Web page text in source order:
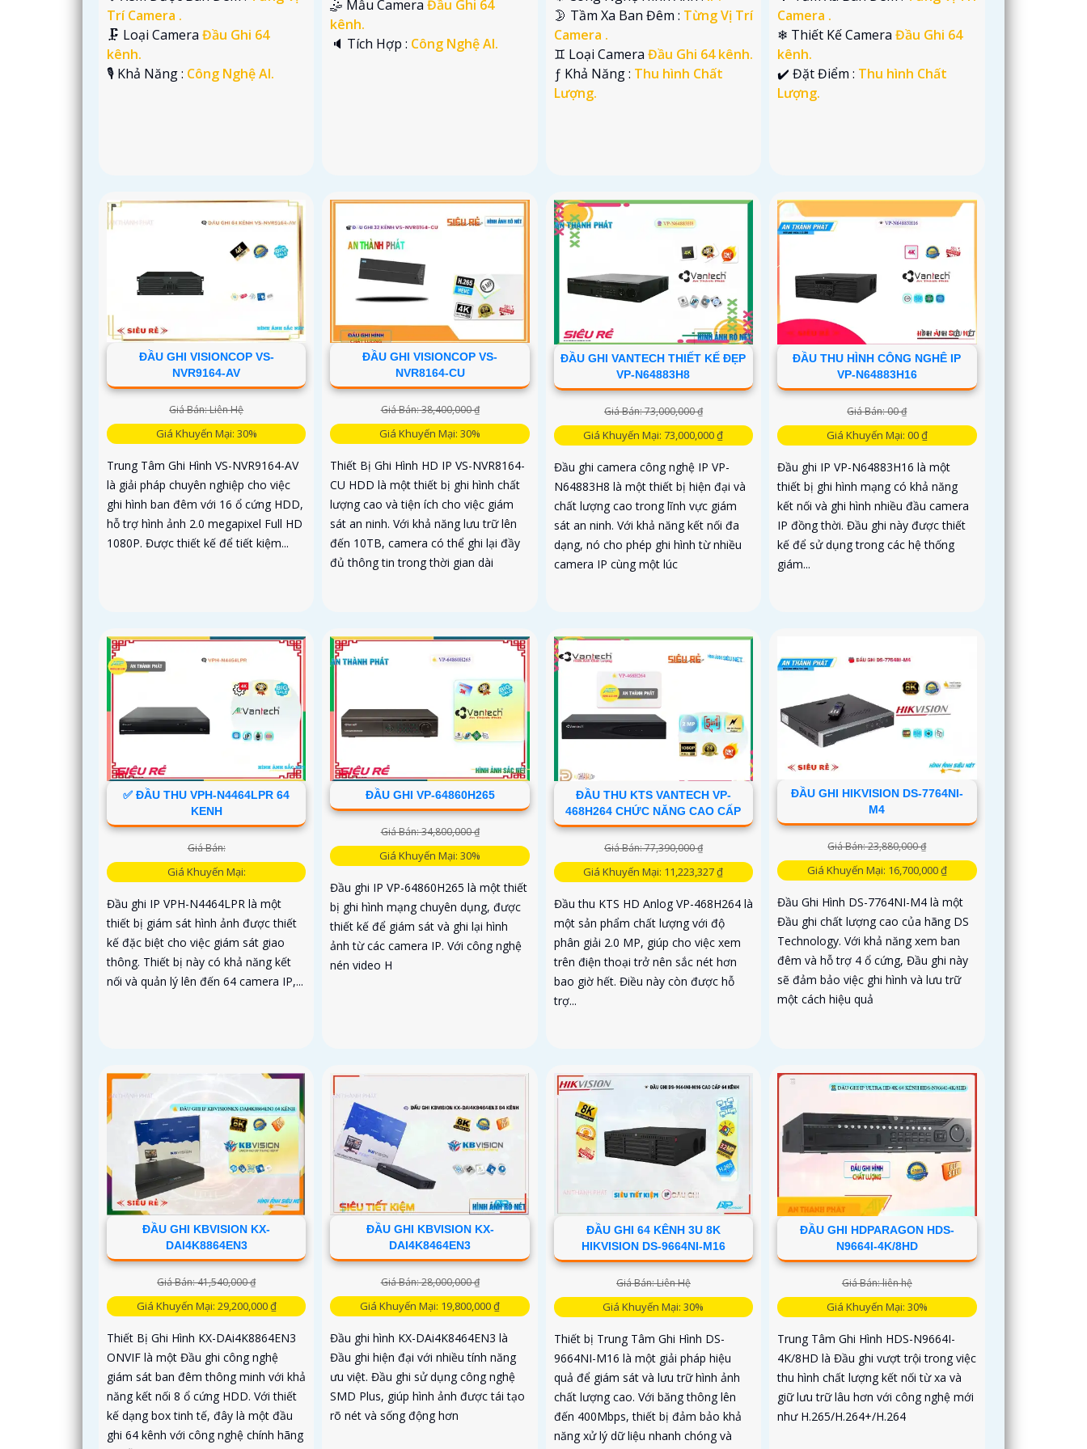
Trí Camera .
🗜️ Loại Camera Đầu Ghi 64
kênh.
️🎙 Khả Năng : Công Nghệ AI.
🤹 Mẫu CameraĐầu Ghi 64
kênh.
️🔈 Tích Hợp : Công Nghệ AI.
🌛 Tầm Xa Ban Đêm : Từng Vị Trí
Camera .
♊ Loại Camera Đầu Ghi 64 kênh.
️ƒ Khả Năng : Thu hình Chất
Lượng.
Camera .
❄ Thiết Kế CameraĐầu Ghi 64
kênh.
️✔️ Đặt Điểm : Thu hình Chất
Lượng.
ĐẦU GHI VISIONCOP VS-
NVR9164-AV
Giá Bán: Liên Hệ
Giá Khuyến Mại: 30%
Trung Tâm Ghi Hình VS-NVR9164-AV
là giải pháp chuyên nghiệp cho việc
ghi hình ban đêm với 16 ổ cứng HDD,
hỗ trợ hình ảnh 2.0 megapixel Full HD
1080P. Được thiết kế để tiết kiệm...
ĐẦU GHI VISIONCOP VS-
NVR8164-CU
Giá Bán: 38,400,000 ₫
Giá Khuyến Mại: 30%
Thiết Bị Ghi Hình HD IP VS-NVR8164-
CU HDD là một thiết bị ghi hình chất
lượng cao và tiện ích cho việc giám
sát an ninh. Với khả năng lưu trữ lên
đến 10TB, camera có thể ghi lại đầy
đủ thông tin trong thời gian dài
ĐẦU GHI VANTECH THIẾT KẾ ĐẸP
VP-N64883H8
Giá Bán: 73,000,000 ₫
Giá Khuyến Mại: 73,000,000 ₫
Đầu ghi camera công nghệ IP VP-
N64883H8 là một thiết bị hiện đại và
chất lượng cao trong lĩnh vực giám
sát an ninh. Với khả năng kết nối đa
dạng, nó cho phép ghi hình từ nhiều
camera IP cùng một lúc
ĐẦU THU HÌNH CÔNG NGHÊ IP
VP-N64883H16
Giá Bán: 00 ₫
Giá Khuyến Mại: 00 ₫
Đầu ghi IP VP-N64883H16 là một
thiết bị ghi hình mạng có khả năng
kết nối và ghi hình nhiều đầu camera
IP đồng thời. Đầu ghi này được thiết
kế để sử dụng trong các hệ thống
giám...
✅ ĐẦU THU VPH-N4464LPR 64
KENH
Giá Bán:
Giá Khuyến Mại:
Đầu ghi IP VPH-N4464LPR là một
thiết bị giám sát hình ảnh được thiết
kế đặc biệt cho việc giám sát giao
thông. Thiết bị này có khả năng kết
nối và quản lý lên đến 64 camera IP,...
ĐẦU GHI VP-64860H265
Giá Bán: 34,800,000 ₫
Giá Khuyến Mại: 30%
Đầu ghi IP VP-64860H265 là một thiết
bị ghi hình mạng chuyên dụng, được
thiết kế để giám sát và ghi lại hình
ảnh từ các camera IP. Với công nghệ
nén video H
ĐẦU THU KTS VANTECH VP-
468H264 CHỨC NĂNG CAO CẤP
Giá Bán: 77,390,000 ₫
Giá Khuyến Mại: 11,223,327 ₫
Đầu thu KTS HD Anlog VP-468H264 là
một sản phẩm chất lượng với độ
phân giải 2.0 MP, giúp cho việc xem
trên điện thoại trở nên sắc nét hơn
bao giờ hết. Điều này còn được hỗ
trợ...
ĐẦU GHI HIKVISION DS-7764NI-
M4
Giá Bán: 23,880,000 ₫
Giá Khuyến Mại: 16,700,000 ₫
Đầu Ghi Hình DS-7764NI-M4 là một
Đầu ghi chất lượng cao của hãng DS
Technology. Với khả năng xem ban
đêm và hỗ trợ 4 ổ cứng, Đầu ghi này
sẽ đảm bảo việc ghi hình và lưu trữ
một cách hiệu quả
ĐẦU GHI KBVISION KX-
DAI4K8864EN3
Giá Bán: 41,540,000 ₫
Giá Khuyến Mại: 29,200,000 ₫
Thiết Bị Ghi Hình KX-DAi4K8864EN3
ONVIF là một Đầu ghi công nghệ
giám sát ban đêm thông minh với khả
năng kết nối 8 ổ cứng HDD. Với thiết
kế dạng box tinh tế, đây là một đầu
ghi 64 kênh với công nghệ chính hãng
ĐẦU GHI KBVISION KX-
DAI4K8464EN3
Giá Bán: 28,000,000 ₫
Giá Khuyến Mại: 19,800,000 ₫
Đầu ghi hình KX-DAi4K8464EN3 là
Đầu ghi hiện đại với nhiều tính năng
ưu việt. Đầu ghi sử dụng công nghệ
SMD Plus, giúp hình ảnh được tái tạo
rõ nét và sống động hơn
ĐẦU GHI 64 KÊNH 3U 8K
HIKVISION DS-9664NI-M16
Giá Bán: Liên Hệ
Giá Khuyến Mại: 30%
Thiết bị Trung Tâm Ghi Hình DS-
9664NI-M16 là một giải pháp hiệu
quả để giám sát và lưu trữ hình ảnh
chất lượng cao. Với băng thông lên
đến 400Mbps, thiết bị đảm bảo khả
năng xử lý dữ liệu nhanh chóng và
ĐẦU GHI HDPARAGON HDS-
N9664I-4K/8HD
Giá Bán: liên hệ
Giá Khuyến Mại: 30%
Trung Tâm Ghi Hình HDS-N9664I-
4K/8HD là Đầu ghi vượt trội trong việc
thu hình chất lượng kết nối từ xa và
giữ lưu trữ lâu hơn với công nghệ mới
như H.265/H.264+/H.264